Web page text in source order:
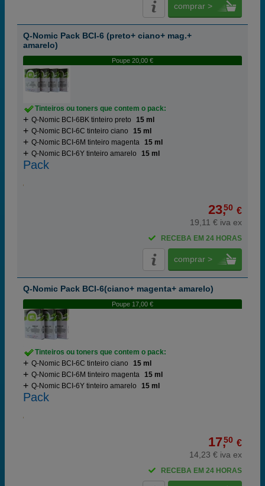
comprar >
Q-Nomic Pack BCI-6 (preto+ ciano+ mag.+
amarelo)
Poupe 20,00 €
Tinteiros ou toners que contem o pack:
Q-Nomic BCI-6BK tinteiro preto
15 ml
Q-Nomic BCI-6C tinteiro ciano
15 ml
Q-Nomic BCI-6M tinteiro magenta 15 ml
Q-Nomic BCI-6Y tinteiro amarelo
15 ml
Pack
23,50 €
19,11 € iva ex
RECEBA EM 24 HORAS
comprar >
Q-Nomic Pack BCI-6(ciano+ magenta+ amarelo)
Poupe 17,00 €
Tinteiros ou toners que contem o pack:
Q-Nomic BCI-6C tinteiro ciano
15 ml
Q-Nomic BCI-6M tinteiro magenta 15 ml
Q-Nomic BCI-6Y tinteiro amarelo
15 ml
Pack
17,50 €
14,23 € iva ex
RECEBA EM 24 HORAS